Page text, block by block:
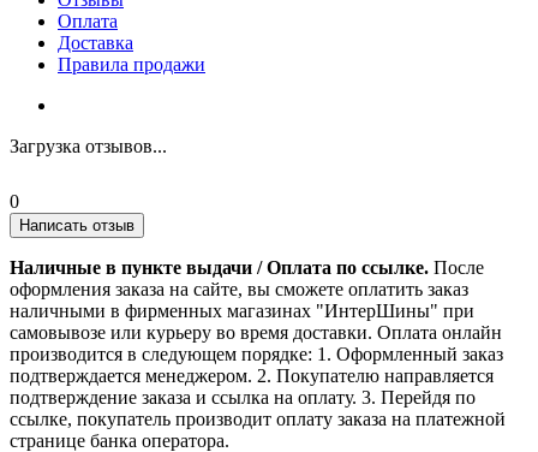
Оплата
Доставка
Правила продажи
Загрузка отзывов...
0
Написать отзыв
Наличные в пункте выдачи / Оплата по ссылке. После
оформления заказа на сайте, вы сможете оплатить заказ
наличными в фирменных магазинах "ИнтерШины" при
самовывозе или курьеру во время доставки. Оплата онлайн
производится в следующем порядке: 1. Оформленный заказ
подтверждается менеджером. 2. Покупателю направляется
подтверждение заказа и ссылка на оплату. 3. Перейдя по
ссылке, покупатель производит оплату заказа на платежной
странице банка оператора.